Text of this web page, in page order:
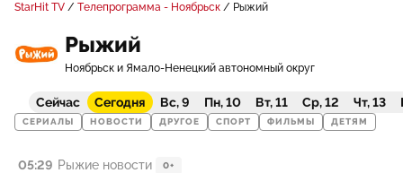
StarHit TV Телепрограмма - Ноябрьск Рыжий
Рыжий
Ноябрьск и Ямало-Ненецкий автономный округ
Сейчас Сегодня Вс, 9 Пн, 10 Вт, 11 Ср, 12 Чт, 13
СЕРИАЛЫ НОВОСТИ ДРУГОЕ СПОРТ ФИЛЬМЫ ДЕТЯМ
05:29 Рыжие новости 0+